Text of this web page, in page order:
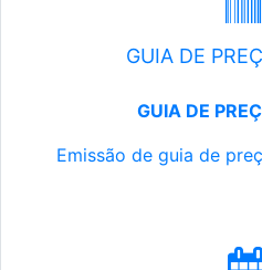
GUIA DE
GUIA DE
Emissão de guia de